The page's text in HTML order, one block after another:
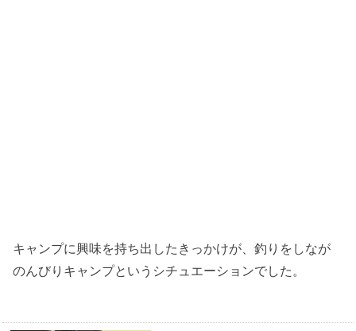
キャンプに興味を持ち出したきっかけが、釣りをしなが
のんびりキャンプというシチュエーションでした。